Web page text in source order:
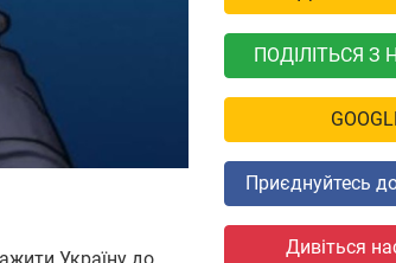
ПОДІЛІТЬСЯ
Приєднуйтесь
Дивіться